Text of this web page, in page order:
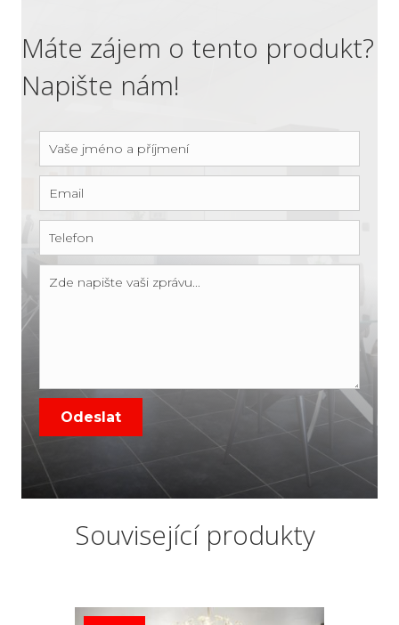
Máte zájem o tento produkt?
Napište nám!
Související produkty